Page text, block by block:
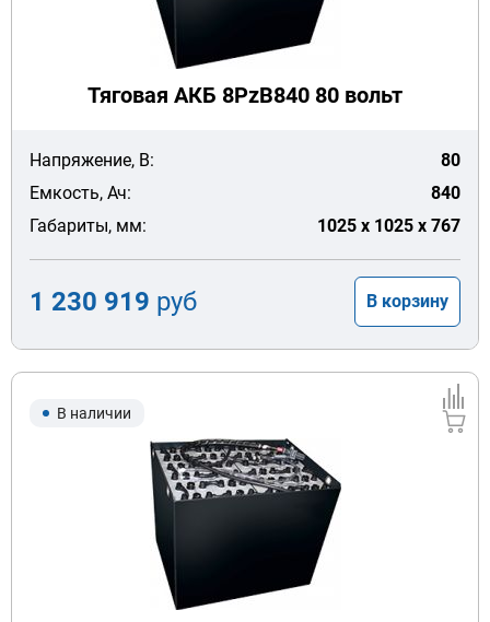
Тяговая АКБ 8PzB840 80 вольт
Напряжение, В:
80
Емкость, Ач:
840
Габариты, мм:
1025 x 1025 x 767
1 230 919 руб В корзину
В наличии